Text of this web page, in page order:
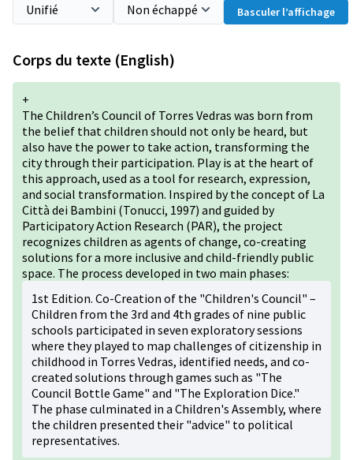
Basculer l’affichage
Corps du texte (English)
+
The Children’s Council of Torres Vedras was born from
the belief that children should not only be heard, but
also have the power to take action, transforming the
city through their participation. Play is at the heart of
this approach, used as a tool for research, expression,
and social transformation. Inspired by the concept of La
Città dei Bambini (Tonucci, 1997) and guided by
Participatory Action Research (PAR), the project
recognizes children as agents of change, co-creating
solutions for a more inclusive and child-friendly public
space. The process developed in two main phases:
1st Edition. Co-Creation of the "Children's Council" –
Children from the 3rd and 4th grades of nine public
schools participated in seven exploratory sessions
where they played to map challenges of citizenship in
childhood in Torres Vedras, identified needs, and co-
created solutions through games such as "The
Council Bottle Game" and "The Exploration Dice."
The phase culminated in a Children's Assembly, where
the children presented their "advice" to political
representatives.